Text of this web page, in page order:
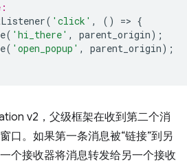
( 'click' , () => {
( 'hi_there' , parent_origin);
( 'open_popup' , parent_origin);
v2，父级框架在收到第二个消
口。如果第一条消息被“链接”到另
个接收器将消息转发给另一个接收